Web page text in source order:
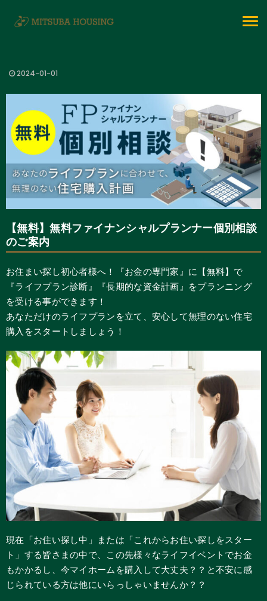
2024-01-01
【無料】無料ファイナンシャルプランナー個別相談
のご案内
お住まい探し初心者様へ！『お金の専門家』に【無料】で
『ライフプラン診断』『長期的な資金計画』をプランニング
を受ける事ができます！
あなただけのライフプランを立て、安心して無理のない住宅
購入をスタートしましょう！
現在「お住い探し中」または「これからお住い探しをスター
ト」する皆さまの中で、この先様々なライフイベントでお金
もかかるし、今マイホームを購入して大丈夫？？と不安に感
じられている方は他にいらっしゃいませんか？？